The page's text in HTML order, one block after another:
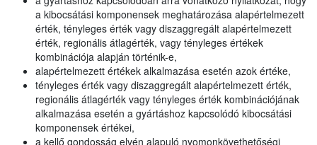
a kibocsátási komponensek meghatározása alapértelmezett
érték, tényleges érték vagy diszaggregált alapértelmezett
érték, regionális átlagérték, vagy tényleges értékek
kombinációja alapján történik-e,
alapértelmezett értékek alkalmazása esetén azok értéke,
tényleges érték vagy diszaggregált alapértelmezett érték,
regionális átlagérték vagy tényleges érték kombinációjának
alkalmazása esetén a gyártáshoz kapcsolódó kibocsátási
komponensek értékei,
a kellő gondosság elvén alapuló nyomonkövethetőségi